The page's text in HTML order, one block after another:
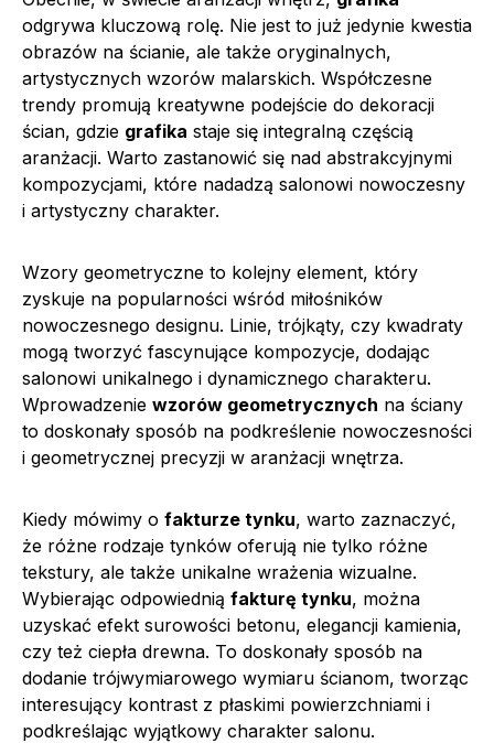
odgrywa kluczową rolę. Nie jest to już jedynie kwestia
obrazów na ścianie, ale także oryginalnych,
artystycznych wzorów malarskich. Współczesne
trendy promują kreatywne podejście do dekoracji
ścian, gdzie grafika staje się integralną częścią
aranżacji. Warto zastanowić się nad abstrakcyjnymi
kompozycjami, które nadadzą salonowi nowoczesny
i artystyczny charakter.
Wzory geometryczne to kolejny element, który
zyskuje na popularności wśród miłośników
nowoczesnego designu. Linie, trójkąty, czy kwadraty
mogą tworzyć fascynujące kompozycje, dodając
salonowi unikalnego i dynamicznego charakteru.
Wprowadzenie wzorów geometrycznych na ściany
to doskonały sposób na podkreślenie nowoczesności
i geometrycznej precyzji w aranżacji wnętrza.
Kiedy mówimy o fakturze tynku, warto zaznaczyć,
że różne rodzaje tynków oferują nie tylko różne
tekstury, ale także unikalne wrażenia wizualne.
Wybierając odpowiednią fakturę tynku, można
uzyskać efekt surowości betonu, elegancji kamienia,
czy też ciepła drewna. To doskonały sposób na
dodanie trójwymiarowego wymiaru ścianom, tworząc
interesujący kontrast z płaskimi powierzchniami i
podkreślając wyjątkowy charakter salonu.